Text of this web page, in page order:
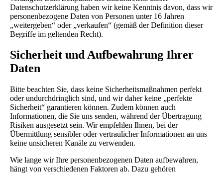
Datenschutzerklärung haben wir keine Kenntnis davon, dass wir
personenbezogene Daten von Personen unter 16 Jahren
„weitergeben“ oder „verkaufen“ (gemäß der Definition dieser
Begriffe im geltenden Recht).
Sicherheit und Aufbewahrung Ihrer
Daten
Bitte beachten Sie, dass keine Sicherheitsmaßnahmen perfekt
oder undurchdringlich sind, und wir daher keine „perfekte
Sicherheit“ garantieren können. Zudem können auch
Informationen, die Sie uns senden, während der Übertragung
Risiken ausgesetzt sein. Wir empfehlen Ihnen, bei der
Übermittlung sensibler oder vertraulicher Informationen an uns
keine unsicheren Kanäle zu verwenden.
Wie lange wir Ihre personenbezogenen Daten aufbewahren,
hängt von verschiedenen Faktoren ab. Dazu gehören